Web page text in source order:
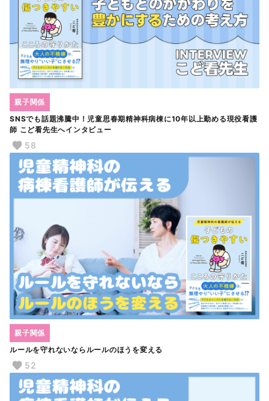
SNSでも話題沸騰中！児童思春期精神科病棟に10年以上勤める現役看護
師 こど看先生へインタビュー
親子関係
58
ルールを守れないならルールのほうを変える
親子関係
52